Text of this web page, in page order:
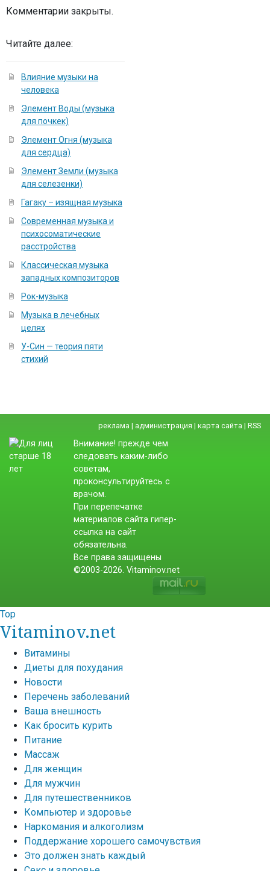
Комментарии закрыты.
Читайте далее:
Влияние музыки на
человека
Элемент Воды (музыка
для почкек)
Элемент Огня (музыка
для сердца)
Элемент Земли (музыка
для селезенки)
Гагаку – изящная музыка
Современная музыка и
психосоматические
расстройства
Классическая музыка
западных композиторов
Рок-музыка
Музыка в лечебных
целях
У-Син — теория пяти
стихий
реклама | администрация | карта сайта | RSS
Внимание! прежде чем
следовать каким-либо
советам,
проконсультируйтесь с
врачом.
При перепечатке
материалов сайта гипер-
ссылка на сайт
обязательна.
Все права защищены
©2003-2026. Vitaminov.net
Top
Vitaminov.net
Витамины
Диеты для похудания
Новости
Перечень заболеваний
Ваша внешность
Как бросить курить
Питание
Массаж
Для женщин
Для мужчин
Для путешественников
Компьютер и здоровье
Наркомания и алкоголизм
Поддержание хорошего самочувствия
Это должен знать каждый